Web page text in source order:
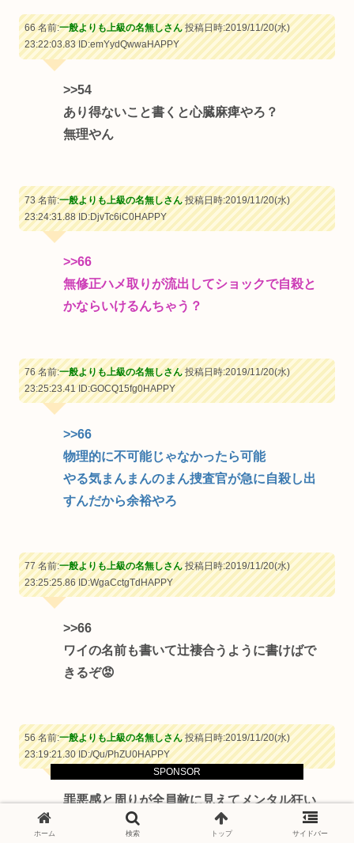
SPONSOR
66 名前:一般よりも上級の名無しさん投稿日時:2019/11/20(水)
23:22:03.83ID:emYydQwwaHAPPY
>>54
あり得ないこと書くと心臓麻痺やろ？
無理やん
73 名前:一般よりも上級の名無しさん投稿日時:2019/11/20(水)
23:24:31.88ID:DjvTc6iC0HAPPY
>>66
無修正ハメ取りが流出してショックで自殺と
かならいけるんちゃう？
76 名前:一般よりも上級の名無しさん投稿日時:2019/11/20(水)
23:25:23.41ID:GOCQ15fg0HAPPY
>>66
物理的に不可能じゃなかったら可能
やる気まんまんのまん捜査官が急に自殺し出
すんだから余裕やろ
77 名前:一般よりも上級の名無しさん投稿日時:2019/11/20(水)
23:25:25.86ID:WgaCctgTdHAPPY
>>66
ワイの名前も書いて辻褄合うように書けばで
きるぞ😡
56 名前:一般よりも上級の名無しさん投稿日時:2019/11/20(水)
23:19:21.30ID:/Qu/PhZU0HAPPY
罪悪感と周りが全員敵に見えてメンタル狂い
ホーム 検索 トップ サイドバー